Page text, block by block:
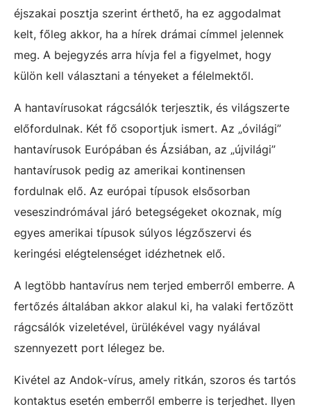
éjszakai posztja szerint érthető, ha ez aggodalmat
kelt, főleg akkor, ha a hírek drámai címmel jelennek
meg. A bejegyzés arra hívja fel a figyelmet, hogy
külön kell választani a tényeket a félelmektől.
A hantavírusokat rágcsálók terjesztik, és világszerte
előfordulnak. Két fő csoportjuk ismert. Az „óvilági”
hantavírusok Európában és Ázsiában, az „újvilági”
hantavírusok pedig az amerikai kontinensen
fordulnak elő. Az európai típusok elsősorban
veseszindrómával járó betegségeket okoznak, míg
egyes amerikai típusok súlyos légzőszervi és
keringési elégtelenséget idézhetnek elő.
A legtöbb hantavírus nem terjed emberről emberre. A
fertőzés általában akkor alakul ki, ha valaki fertőzött
rágcsálók vizeletével, ürülékével vagy nyálával
szennyezett port lélegez be.
Kivétel az Andok-vírus, amely ritkán, szoros és tartós
kontaktus esetén emberről emberre is terjedhet. Ilyen